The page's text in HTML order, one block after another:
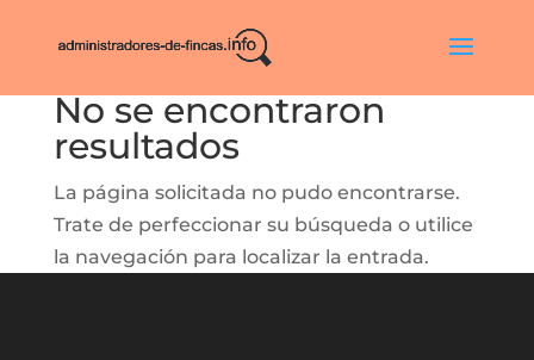
No se encontraron
resultados
La página solicitada no pudo encontrarse.
Trate de perfeccionar su búsqueda o utilice
la navegación para localizar la entrada.